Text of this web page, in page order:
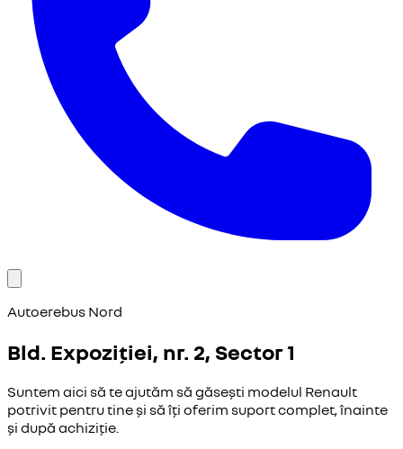
Autoerebus Nord
Bld. Expoziției, nr. 2, Sector 1
Suntem aici să te ajutăm să găsești modelul Renault
potrivit pentru tine și să îți oferim suport complet, înainte
și după achiziție.